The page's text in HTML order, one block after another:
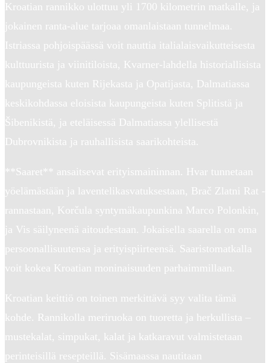
Kroatian rannikko ulottuu yli 1700 kilometrin matkalle, ja
jokainen ranta-alue tarjoaa omanlaistaan tunnelmaa.
Istriassa pohjoispäässä voit nauttia italialaisvaikutteisesta
kulttuurista ja viinitiloista, Kvarner-lahdella historiallisista
kaupungeista kuten Rijekasta ja Opatijasta, Dalmatiassa
keskikohdassa eloisista kaupungeista kuten Splitistä ja
Šibenikistä, ja eteläisessä Dalmatiassa ylellisestä
Dubrovnikista ja rauhallisista saarikohteista.
**Saaret** ansaitsevat erityismaininnan. Hvar tunnetaan
yöelämästään ja laventelikasvatuksestaan, Brač Zlatni Rat -
rannastaan, Korčula syntymäkaupunkina Marco Polonkin,
ja Vis säilyneenä aitoudestaan. Jokaisella saarella on oma
persoonallisuutensa ja erityispiirteensä. Saaristomatkalla
voit kokea Kroatian moninaisuuden parhaimmillaan.
Kroatian keittiö on toinen merkittävä syy valita tämä
kohde. Rannikolla meriruoka on tuoretta ja herkullista –
mustekalat, simpukat, kalat ja katkaravut valmistetaan
perinteisillä resepteillä. Sisämaassa nautitaan